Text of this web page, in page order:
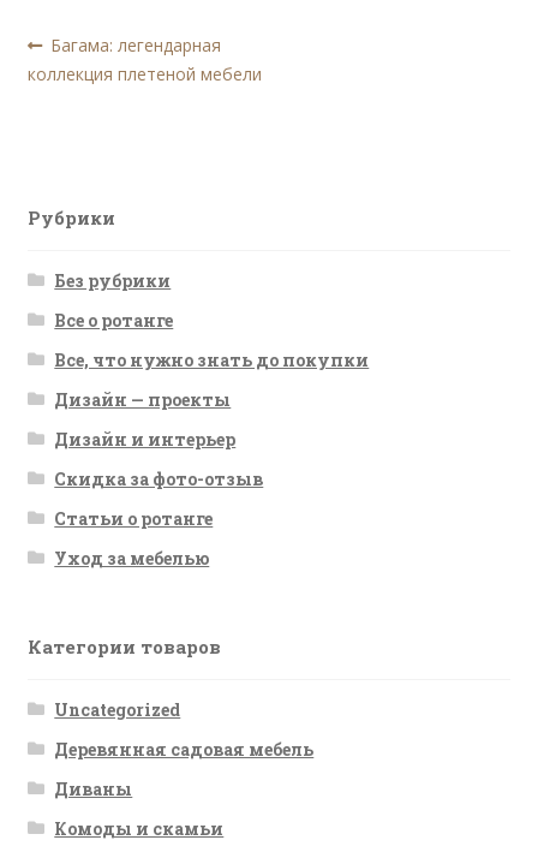
Навигация
по
Предыдущая
запись:
Багама: легендарная
коллекция плетеной мебели
Рубрики
Без рубрики
Все о ротанге
Все, что нужно знать до покупки
Дизайн — проекты
Дизайн и интерьер
Скидка за фото-отзыв
Статьи о ротанге
Уход за мебелью
Категории товаров
Uncategorized
Деревянная садовая мебель
Диваны
Комоды и скамьи